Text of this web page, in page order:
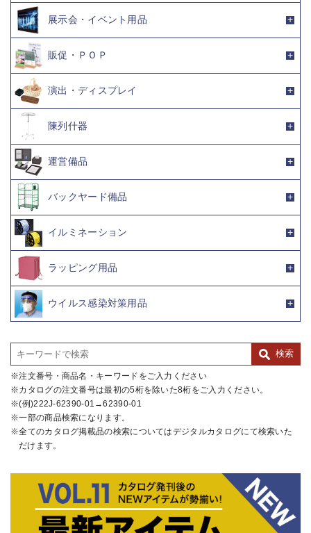
展示会・イベント用品
販促・ＰＯＰ
演出・ディスプレイ
陳列什器
運営備品
バックヤード備品
イルミネーション
ラッピング用品
ウイルス感染対策用品
注文番号・商品名・キーワードをご入力ください
カタログの注文番号は最初の5桁を除いた8桁をご入力ください。
(例)222J-62390-01→62390-01
一部の商品検索になります。
全てのカタログ掲載品の検索についてはデジタルカタログにて検索いた
だけます。